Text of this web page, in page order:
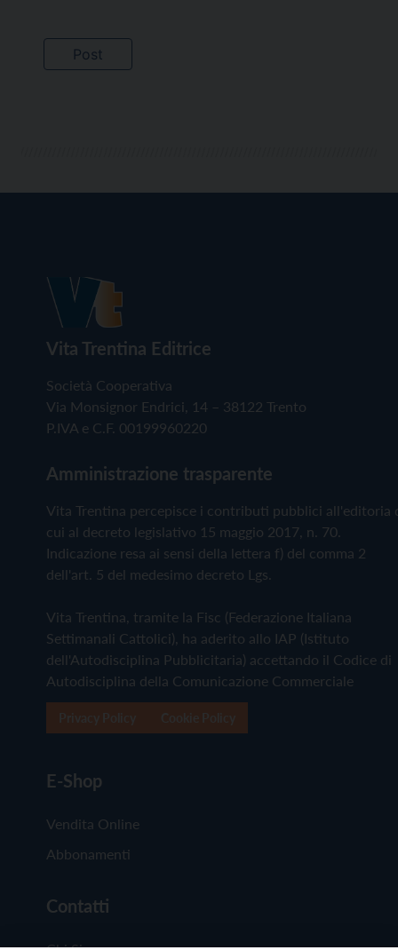
Vita Trentina Editrice
Società Cooperativa
Via Monsignor Endrici, 14 – 38122 Trento
P.IVA e C.F. 00199960220
Amministrazione trasparente
Vita Trentina percepisce i contributi pubblici all'editoria
cui al decreto legislativo 15 maggio 2017, n. 70.
Indicazione resa ai sensi della lettera f) del comma 2
dell'art. 5 del medesimo decreto Lgs.
Vita Trentina, tramite la Fisc (Federazione Italiana
Settimanali Cattolici), ha aderito allo IAP (Istituto
dell'Autodisciplina Pubblicitaria) accettando il Codice di
Autodisciplina della Comunicazione Commerciale
E-Shop
Vendita Online
Abbonamenti
Contatti